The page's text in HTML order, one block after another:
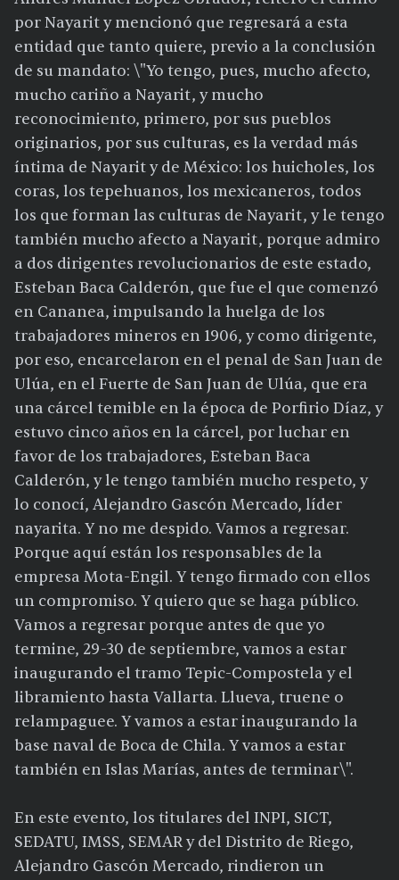
por Nayarit y mencionó que regresará a esta
entidad que tanto quiere, previo a la conclusión
de su mandato: \"Yo tengo, pues, mucho afecto,
mucho cariño a Nayarit, y mucho
reconocimiento, primero, por sus pueblos
originarios, por sus culturas, es la verdad más
íntima de Nayarit y de México: los huicholes, los
coras, los tepehuanos, los mexicaneros, todos
los que forman las culturas de Nayarit, y le tengo
también mucho afecto a Nayarit, porque admiro
a dos dirigentes revolucionarios de este estado,
Esteban Baca Calderón, que fue el que comenzó
en Cananea, impulsando la huelga de los
trabajadores mineros en 1906, y como dirigente,
por eso, encarcelaron en el penal de San Juan de
Ulúa, en el Fuerte de San Juan de Ulúa, que era
una cárcel temible en la época de Porfirio Díaz, y
estuvo cinco años en la cárcel, por luchar en
favor de los trabajadores, Esteban Baca
Calderón, y le tengo también mucho respeto, y
lo conocí, Alejandro Gascón Mercado, líder
nayarita. Y no me despido. Vamos a regresar.
Porque aquí están los responsables de la
empresa Mota-Engil. Y tengo firmado con ellos
un compromiso. Y quiero que se haga público.
Vamos a regresar porque antes de que yo
termine, 29-30 de septiembre, vamos a estar
inaugurando el tramo Tepic-Compostela y el
libramiento hasta Vallarta. Llueva, truene o
relampaguee. Y vamos a estar inaugurando la
base naval de Boca de Chila. Y vamos a estar
también en Islas Marías, antes de terminar\".
En este evento, los titulares del INPI, SICT,
SEDATU, IMSS, SEMAR y del Distrito de Riego,
Alejandro Gascón Mercado, rindieron un